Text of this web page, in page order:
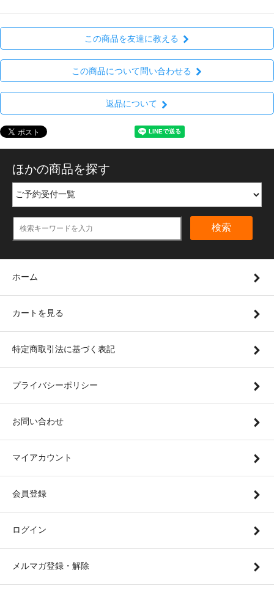
この商品を友達に教える
この商品について問い合わせる
返品について
ほかの商品を探す
検索
ホーム
カートを見る
特定商取引法に基づく表記
プライバシーポリシー
お問い合わせ
マイアカウント
会員登録
ログイン
メルマガ登録・解除